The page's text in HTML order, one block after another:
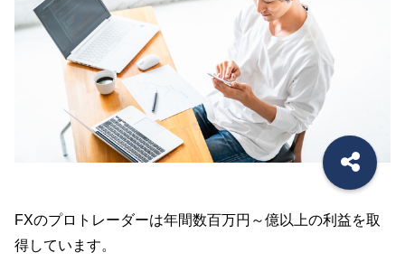
FXのプロトレーダーは年間数百万円～億以上の利益を取
得しています。